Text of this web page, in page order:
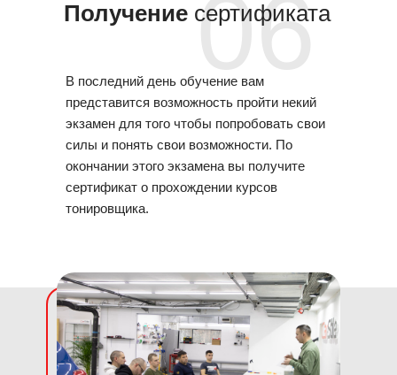
06
Получение сертификата
В последний день обучение вам
представится возможность пройти некий
экзамен для того чтобы попробовать свои
силы и понять свои возможности. По
окончании этого экзамена вы получите
сертификат о прохождении курсов
тонировщика.